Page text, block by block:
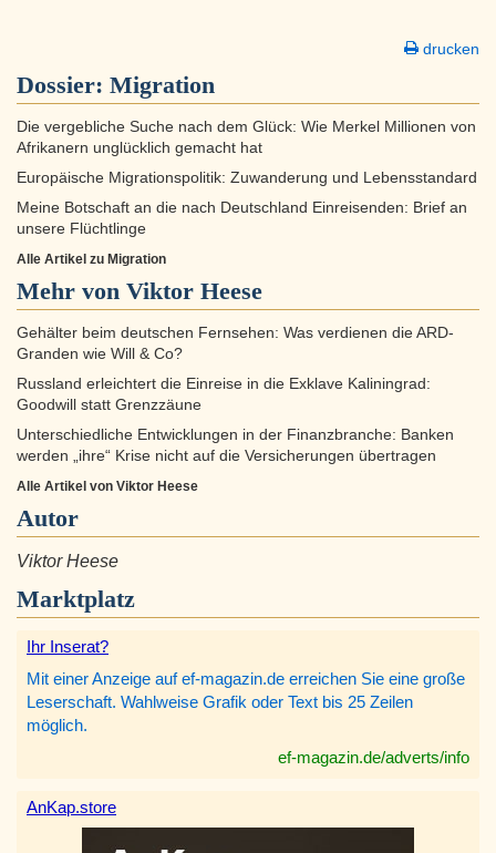
drucken
Dossier: Migration
Die vergebliche Suche nach dem Glück: Wie Merkel Millionen von
Afrikanern unglücklich gemacht hat
Europäische Migrationspolitik: Zuwanderung und Lebensstandard
Meine Botschaft an die nach Deutschland Einreisenden: Brief an
unsere Flüchtlinge
Alle Artikel zu Migration
Mehr von Viktor Heese
Gehälter beim deutschen Fernsehen: Was verdienen die ARD-
Granden wie Will & Co?
Russland erleichtert die Einreise in die Exklave Kaliningrad:
Goodwill statt Grenzzäune
Unterschiedliche Entwicklungen in der Finanzbranche: Banken
werden „ihre“ Krise nicht auf die Versicherungen übertragen
Alle Artikel von Viktor Heese
Autor
Viktor Heese
Marktplatz
Ihr Inserat?
Mit einer Anzeige auf ef-magazin.de erreichen Sie eine große
Leserschaft. Wahlweise Grafik oder Text bis 25 Zeilen
möglich.
ef-magazin.de/adverts/info
AnKap.store